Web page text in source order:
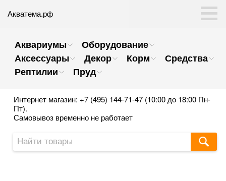
Акватема.рф
Аквариумы
Оборудование
Аксессуары
Декор Корм
Средства
Рептилии
Пруд
Интернет магазин: +7 (495) 144-71-47 (10:00 до 18:00 Пн-
Пт).
Самовывоз временно не работает